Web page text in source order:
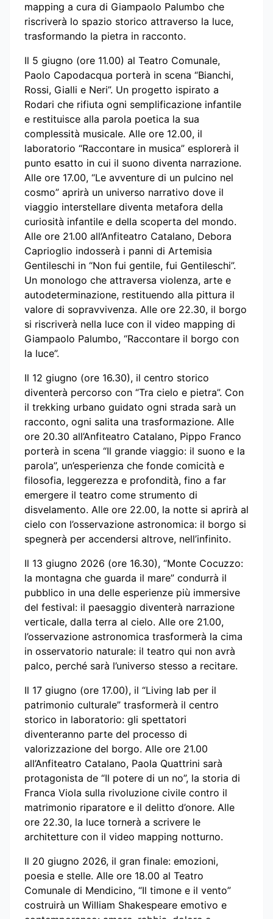
mapping a cura di Giampaolo Palumbo che
riscriverà lo spazio storico attraverso la luce,
trasformando la pietra in racconto.
Il 5 giugno (ore 11.00) al Teatro Comunale,
Paolo Capodacqua porterà in scena “Bianchi,
Rossi, Gialli e Neri”. Un progetto ispirato a
Rodari che rifiuta ogni semplificazione infantile
e restituisce alla parola poetica la sua
complessità musicale. Alle ore 12.00, il
laboratorio “Raccontare in musica” esplorerà il
punto esatto in cui il suono diventa narrazione.
Alle ore 17.00, “Le avventure di un pulcino nel
cosmo” aprirà un universo narrativo dove il
viaggio interstellare diventa metafora della
curiosità infantile e della scoperta del mondo.
Alle ore 21.00 all’Anfiteatro Catalano, Debora
Caprioglio indosserà i panni di Artemisia
Gentileschi in “Non fui gentile, fui Gentileschi”.
Un monologo che attraversa violenza, arte e
autodeterminazione, restituendo alla pittura il
valore di sopravvivenza. Alle ore 22.30, il borgo
si riscriverà nella luce con il video mapping di
Giampaolo Palumbo, “Raccontare il borgo con
la luce”.
Il 12 giugno (ore 16.30), il centro storico
diventerà percorso con “Tra cielo e pietra”. Con
il trekking urbano guidato ogni strada sarà un
racconto, ogni salita una trasformazione. Alle
ore 20.30 all’Anfiteatro Catalano, Pippo Franco
porterà in scena “Il grande viaggio: il suono e la
parola”, un’esperienza che fonde comicità e
filosofia, leggerezza e profondità, fino a far
emergere il teatro come strumento di
disvelamento. Alle ore 22.00, la notte si aprirà al
cielo con l’osservazione astronomica: il borgo si
spegnerà per accendersi altrove, nell’infinito.
Il 13 giugno 2026 (ore 16.30), “Monte Cocuzzo:
la montagna che guarda il mare” condurrà il
pubblico in una delle esperienze più immersive
del festival: il paesaggio diventerà narrazione
verticale, dalla terra al cielo. Alle ore 21.00,
l’osservazione astronomica trasformerà la cima
in osservatorio naturale: il teatro qui non avrà
palco, perché sarà l’universo stesso a recitare.
Il 17 giugno (ore 17.00), il “Living lab per il
patrimonio culturale” trasformerà il centro
storico in laboratorio: gli spettatori
diventeranno parte del processo di
valorizzazione del borgo. Alle ore 21.00
all’Anfiteatro Catalano, Paola Quattrini sarà
protagonista de “Il potere di un no”, la storia di
Franca Viola sulla rivoluzione civile contro il
matrimonio riparatore e il delitto d’onore. Alle
ore 22.30, la luce tornerà a scrivere le
architetture con il video mapping notturno.
Il 20 giugno 2026, il gran finale: emozioni,
poesia e stelle. Alle ore 18.00 al Teatro
Comunale di Mendicino, “Il timone e il vento”
costruirà un William Shakespeare emotivo e